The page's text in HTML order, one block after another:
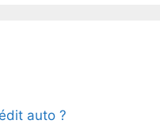
auto ?